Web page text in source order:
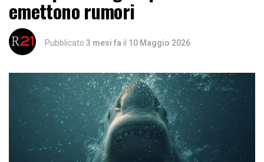
emettono rumori
Pubblicato 3 mesi fa il 10 Maggio 2026